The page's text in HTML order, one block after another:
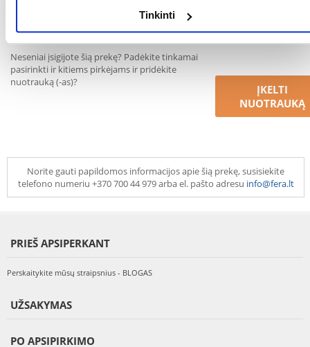
Tinkinti
Neseniai įsigijote šią prekę? Padėkite tinkamai
pasirinkti ir kitiems pirkėjams ir pridėkite
nuotrauką (-as)?
ĮKELTI
NUOTRAUKĄ
Norite gauti papildomos informacijos apie šią prekę, susisiekite
telefono numeriu +370 700 44 979 arba el. pašto adresu info@fera.lt
PRIEŠ APSIPERKANT
Perskaitykite mūsų straipsnius - BLOGAS
UŽSAKYMAS
PO APSIPIRKIMO